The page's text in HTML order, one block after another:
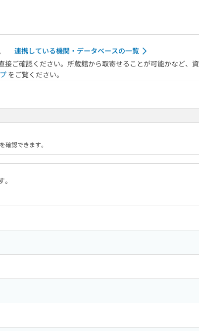
連携している機関・データベースの一覧
ご確認ください。所蔵館から取寄せることが可能かなど、資
をご覧ください。
認できます。